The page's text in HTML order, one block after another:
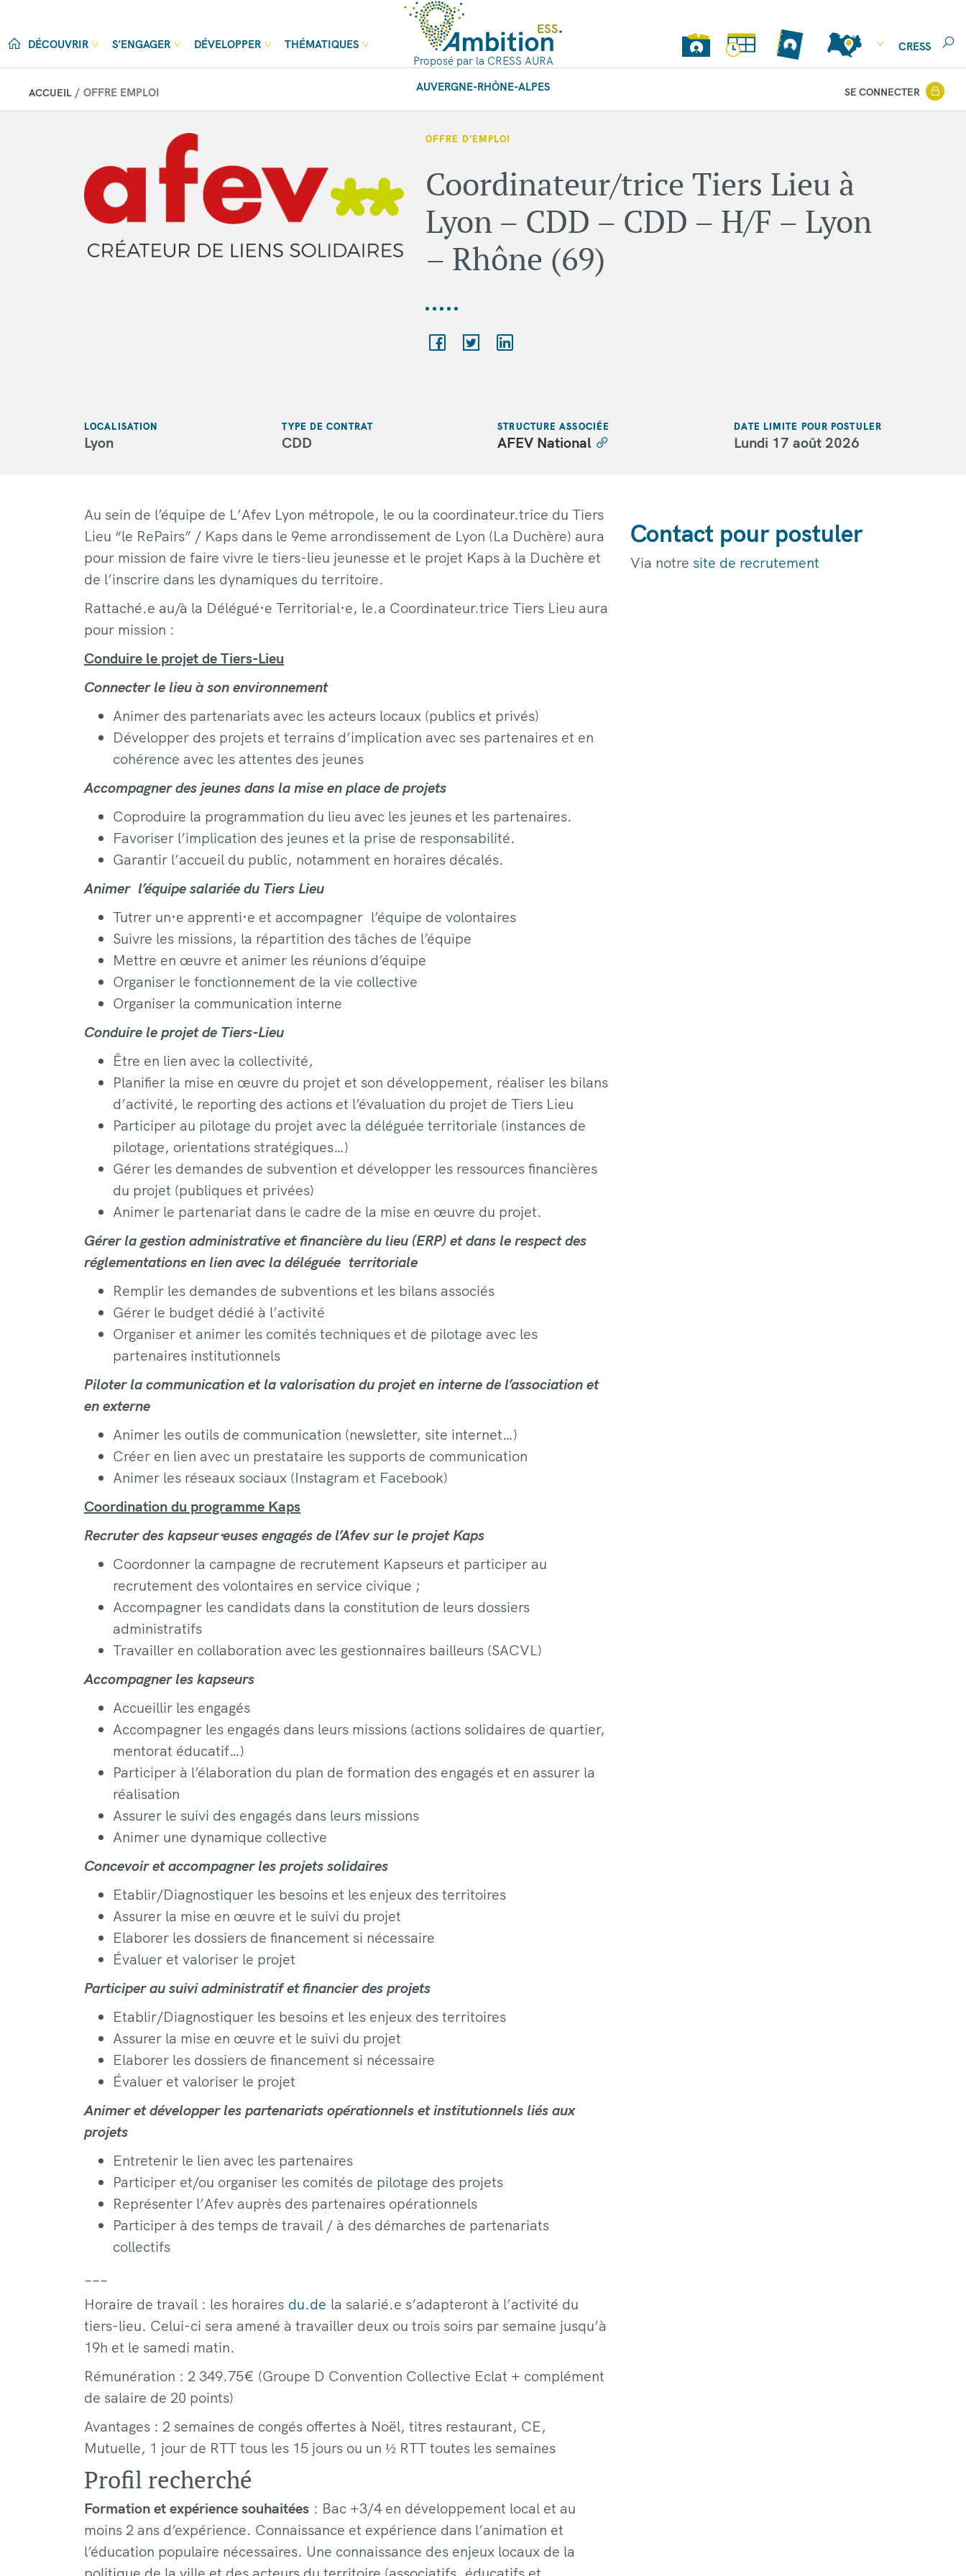
DÉCOUVRIR S’ENGAGER DÉVELOPPER
THÉMATIQUES
Proposé par la CRESS AURA
CRESS
ACCUEIL OFFRE EMPLOI AUVERGNE-RHÔNE-ALPES SE CONNECTER
OFFRE D'EMPLOI
Coordinateur/trice Tiers Lieu à
Lyon – CDD – CDD – H/F – Lyon
– Rhône (69)
LOCALISATION
Lyon
TYPE DE CONTRAT
CDD
STRUCTURE ASSOCIÉE
AFEV National
DATE LIMITE POUR POSTULER
Lundi 17 août 2026
Au sein de l’équipe de L’Afev Lyon métropole, le ou la coordinateur.trice du Tiers
Lieu “le RePairs” / Kaps dans le 9eme arrondissement de Lyon (La Duchère) aura
pour mission de faire vivre le tiers-lieu jeunesse et le projet Kaps à la Duchère et
de l’inscrire dans les dynamiques du territoire.
Rattaché.e au/à la Délégué·e Territorial·e, le.a Coordinateur.trice Tiers Lieu aura
pour mission :
Conduire le projet de Tiers-Lieu
Connecter le lieu à son environnement
Animer des partenariats avec les acteurs locaux (publics et privés)
Développer des projets et terrains d’implication avec ses partenaires et en
cohérence avec les attentes des jeunes
Accompagner des jeunes dans la mise en place de projets
Coproduire la programmation du lieu avec les jeunes et les partenaires.
Favoriser l’implication des jeunes et la prise de responsabilité.
Garantir l’accueil du public, notamment en horaires décalés.
Animer l’équipe salariée du Tiers Lieu
Tutrer un·e apprenti·e et accompagner l’équipe de volontaires
Suivre les missions, la répartition des tâches de l’équipe
Mettre en œuvre et animer les réunions d’équipe
Organiser le fonctionnement de la vie collective
Organiser la communication interne
Conduire le projet de Tiers-Lieu
Être en lien avec la collectivité,
Planifier la mise en œuvre du projet et son développement, réaliser les bilans
d’activité, le reporting des actions et l’évaluation du projet de Tiers Lieu
Participer au pilotage du projet avec la déléguée territoriale (instances de
pilotage, orientations stratégiques…)
Gérer les demandes de subvention et développer les ressources financières
du projet (publiques et privées)
Animer le partenariat dans le cadre de la mise en œuvre du projet.
Gérer la gestion administrative et financière du lieu (ERP) et dans le respect des
réglementations en lien avec la déléguée territoriale
Remplir les demandes de subventions et les bilans associés
Gérer le budget dédié à l’activité
Organiser et animer les comités techniques et de pilotage avec les
partenaires institutionnels
Piloter la communication et la valorisation du projet en interne de l’association et
en externe
Animer les outils de communication (newsletter, site internet…)
Créer en lien avec un prestataire les supports de communication
Animer les réseaux sociaux (Instagram et Facebook)
Coordination du programme Kaps
Recruter des kapseur⋅euses engagés de l’Afev sur le projet Kaps
Coordonner la campagne de recrutement Kapseurs et participer au
recrutement des volontaires en service civique ;
Accompagner les candidats dans la constitution de leurs dossiers
administratifs
Travailler en collaboration avec les gestionnaires bailleurs (SACVL)
Accompagner les kapseurs
Accueillir les engagés
Accompagner les engagés dans leurs missions (actions solidaires de quartier,
mentorat éducatif…)
Participer à l’élaboration du plan de formation des engagés et en assurer la
réalisation
Assurer le suivi des engagés dans leurs missions
Animer une dynamique collective
Concevoir et accompagner les projets solidaires
Etablir/Diagnostiquer les besoins et les enjeux des territoires
Assurer la mise en œuvre et le suivi du projet
Elaborer les dossiers de financement si nécessaire
Évaluer et valoriser le projet
Participer au suivi administratif et financier des projets
Etablir/Diagnostiquer les besoins et les enjeux des territoires
Assurer la mise en œuvre et le suivi du projet
Elaborer les dossiers de financement si nécessaire
Évaluer et valoriser le projet
Animer et développer les partenariats opérationnels et institutionnels liés aux
projets
Entretenir le lien avec les partenaires
Participer et/ou organiser les comités de pilotage des projets
Représenter l’Afev auprès des partenaires opérationnels
Participer à des temps de travail / à des démarches de partenariats
collectifs
Horaire de travail : les horaires du.de la salarié.e s’adapteront à l’activité du
tiers-lieu. Celui-ci sera amené à travailler deux ou trois soirs par semaine jusqu’à
19h et le samedi matin.
Rémunération : 2 349.75€ (Groupe D Convention Collective Eclat + complément
de salaire de 20 points)
Avantages : 2 semaines de congés offertes à Noël, titres restaurant, CE,
Mutuelle, 1 jour de RTT tous les 15 jours ou un ½ RTT toutes les semaines
Profil recherché
Formation et expérience souhaitées : Bac +3/4 en développement local et au
moins 2 ans d’expérience. Connaissance et expérience dans l’animation et
l’éducation populaire nécessaires. Une connaissance des enjeux locaux de la
Contact pour postuler
Via notre site de recrutement